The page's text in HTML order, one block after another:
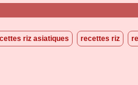
riz asiatiques recettes riz